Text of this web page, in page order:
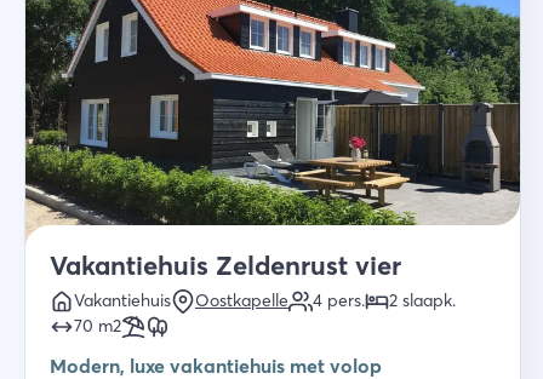
Vakantiehuis Zeldenrust vier
Vakantiehuis Oostkapelle 4 pers. 2 slaapk.
70 m2
Modern, luxe vakantiehuis met volop